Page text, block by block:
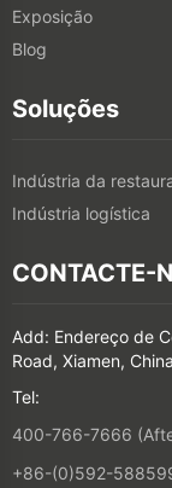
Exposição
Blog
Soluções
Indústria da
Indústria logística
CONTACTE-
Add: Endereço de
Road, Xiamen, China
Tel:
400-766-7666
+86-(0)592-